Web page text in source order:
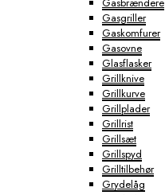
Gasgriller
Gaskomfurer
Gasovne
Glasflasker
Grillknive
Grillkurve
Grillplader
Grillrist
Grillsæt
Grillspyd
Grilltilbehør
Grydelåg